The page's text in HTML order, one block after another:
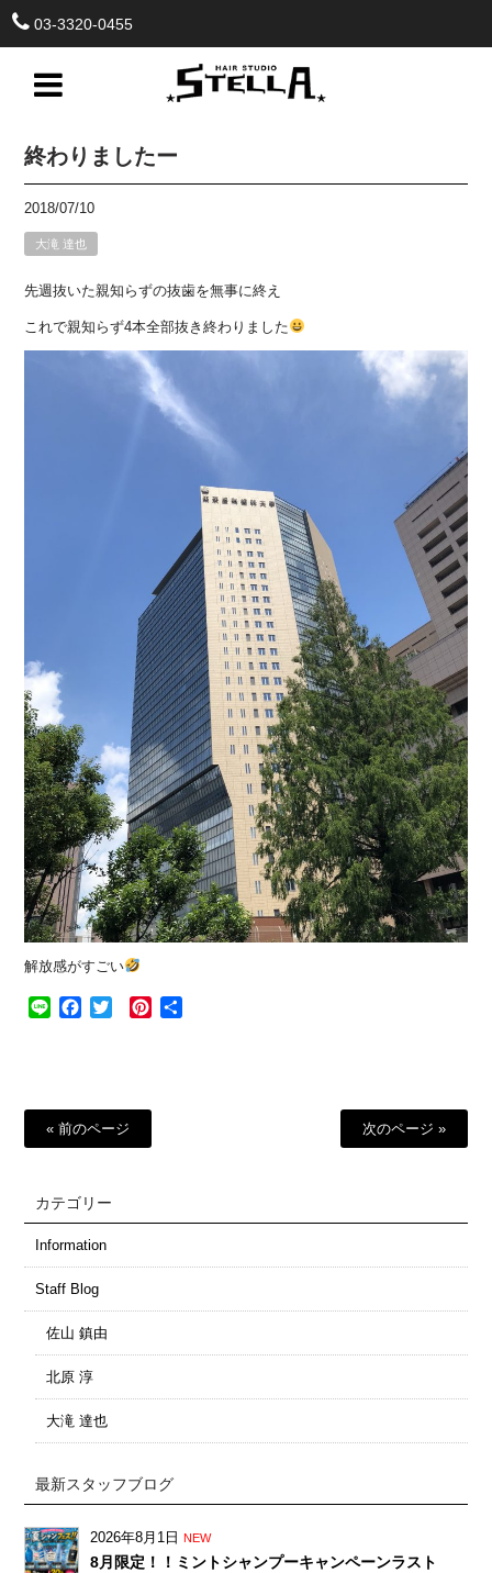
03-3320-0455
終わりましたー
2018/07/10
大滝 達也
先週抜いた親知らずの抜歯を無事に終え
これで親知らず4本全部抜き終わりました
解放感がすごい
Line Facebook
Twitter Pinterest
« 前のページ 次のページ »
カテゴリー
Information
Staff Blog
佐山 鎮由
北原 淳
大滝 達也
最新スタッフブログ
2026年8月1日 NEW
8月限定！！ミントシャンプーキャンペーンラスト